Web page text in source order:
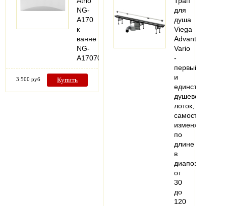
NG-
A170
к
ванне
NG-
A17070
3 500 руб Купить
для
душа
Viega
Advantix
Vario
-
первый
и
единственный
душевой
лоток,
изменяемый
по
длине
в
диапозоне
от
30
до
120